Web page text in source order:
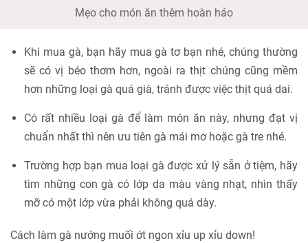
Mẹo cho món ăn thêm hoàn hảo
Khi mua gà, bạn hãy mua gà tơ bạn nhé, chúng thường
sẽ có vị béo thơm hơn, ngoài ra thịt chúng cũng mềm
hơn những loại gà quá già, tránh được việc thịt quá dai.
Có rất nhiều loại gà để làm món ăn này, nhưng đạt vị
chuẩn nhất thì nên ưu tiên gà mái mơ hoặc gà tre nhé.
Trường hợp bạn mua loại gà được xử lý sẵn ở tiệm, hãy
tìm những con gà có lớp da màu vàng nhạt, nhìn thấy
mỡ có một lớp vừa phải không quá dày.
Cách làm gà nướng muối ớt ngon xỉu up xỉu down!